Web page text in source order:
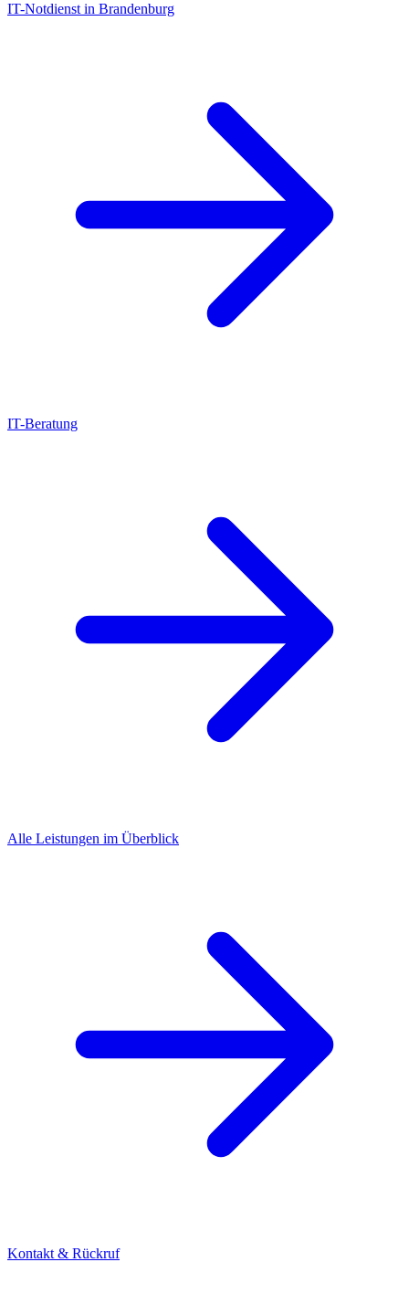
IT-Notdienst in Brandenburg
IT-Beratung
Alle Leistungen im Überblick
Kontakt & Rückruf